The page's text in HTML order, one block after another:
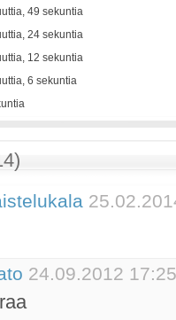
49 sekuntia
24 sekuntia
12 sekuntia
6 sekuntia
24.09.2012 17:25